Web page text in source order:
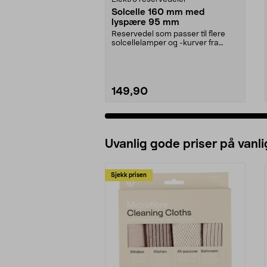
Solcelle 160 mm med
lyspære 95 mm
Reservedel som passer til flere
solcellelamper og -kurver fra
149,90
Uvanlig gode priser på
Sjekk prisen